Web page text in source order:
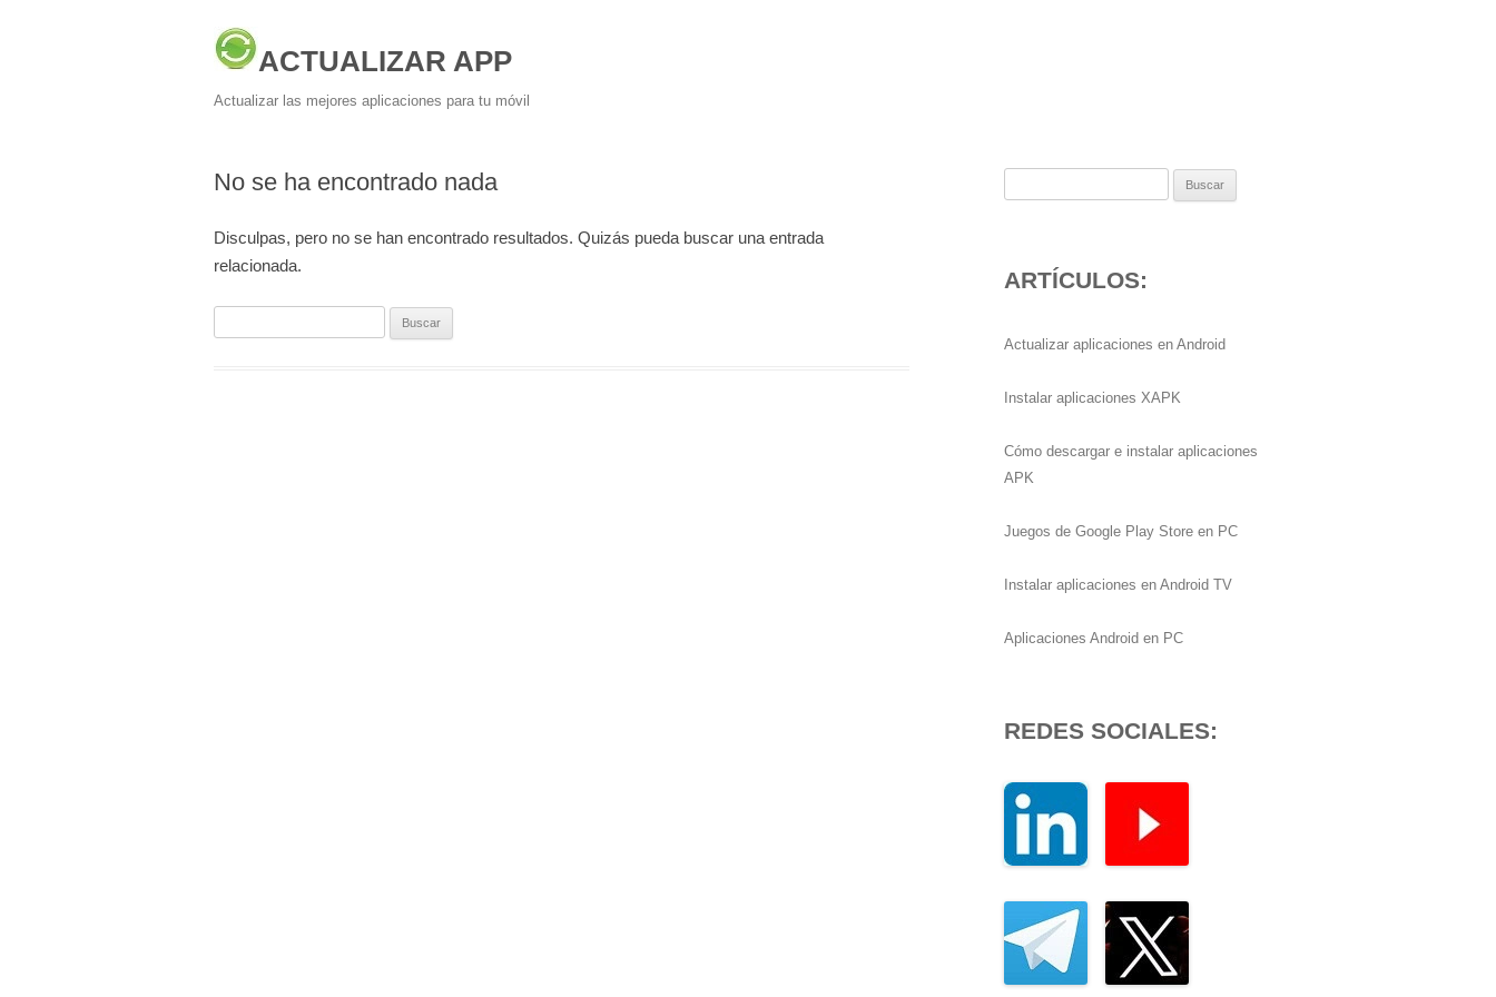
ACTUALIZAR APP
Actualizar las mejores aplicaciones para tu móvil
No se ha encontrado nada
Disculpas, pero no se han encontrado resultados. Quizás pueda buscar una entrada
relacionada.
ARTÍCULOS:
Actualizar aplicaciones en Android
Instalar aplicaciones XAPK
Cómo descargar e instalar aplicaciones
APK
Juegos de Google Play Store en PC
Instalar aplicaciones en Android TV
Aplicaciones Android en PC
REDES SOCIALES: